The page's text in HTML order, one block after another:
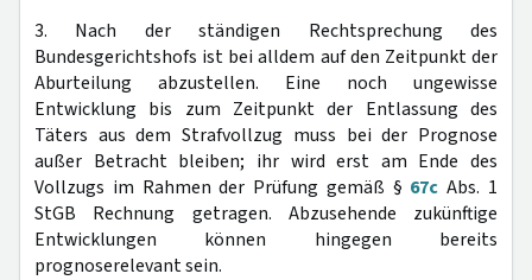
3. Nach der ständigen Rechtsprechung des
Bundesgerichtshofs ist bei alldem auf den Zeitpunkt der
Aburteilung abzustellen. Eine noch ungewisse
Entwicklung bis zum Zeitpunkt der Entlassung des
Täters aus dem Strafvollzug muss bei der Prognose
außer Betracht bleiben; ihr wird erst am Ende des
Vollzugs im Rahmen der Prüfung gemäß § 67c Abs. 1
StGB Rechnung getragen. Abzusehende zukünftige
Entwicklungen können hingegen bereits
prognoserelevant sein.